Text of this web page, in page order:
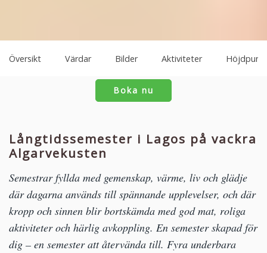
Översikt Värdar Bilder Aktiviteter
Boka nu
Långtidssemester i Lagos på vackra
Algarvekusten
Semestrar fyllda med gemenskap, värme, liv och glädje
där dagarna används till spännande upplevelser, och där
kropp och sinnen blir bortskämda med god mat, roliga
aktiviteter och härlig avkoppling. En semester skapad för
dig – en semester att återvända till. Fyra underbara